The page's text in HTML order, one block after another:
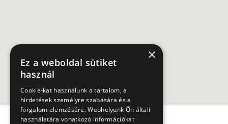
×
Ez a weboldal sütiket
használ
Cookie-kat használunk a tartalom, a
hirdetések személyre szabására és a
forgalom elemzésére. Webhelyünk Ön általi
használatára vonatkozó információkat